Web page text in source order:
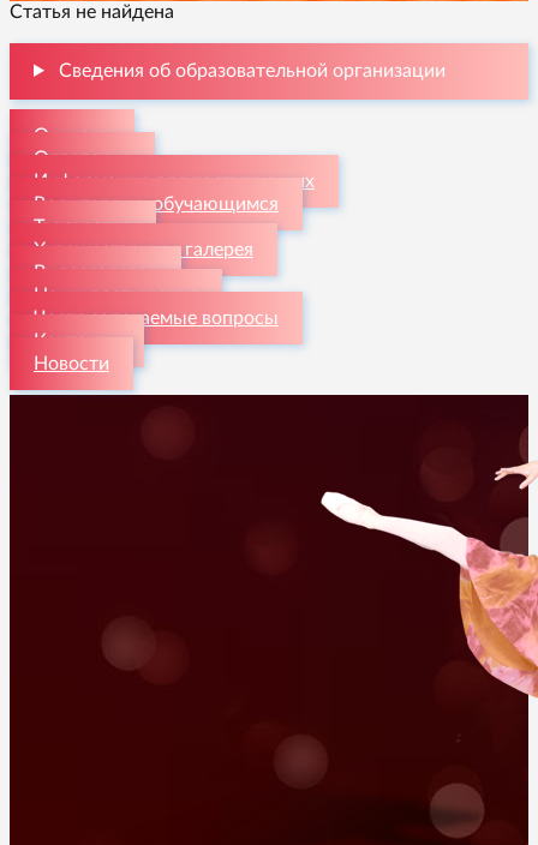
Статья не найдена
Сведения об образовательной организации
О школе
Отделения
Информация для поступающих
Родителям и обучающимся
Творчество
Художественная галерея
Видеогалерея
Наши достижения
Часто задаваемые вопросы
Контакты
Новости